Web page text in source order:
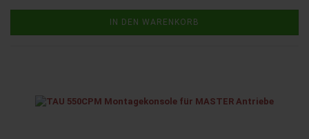
IN DEN WARENKORB